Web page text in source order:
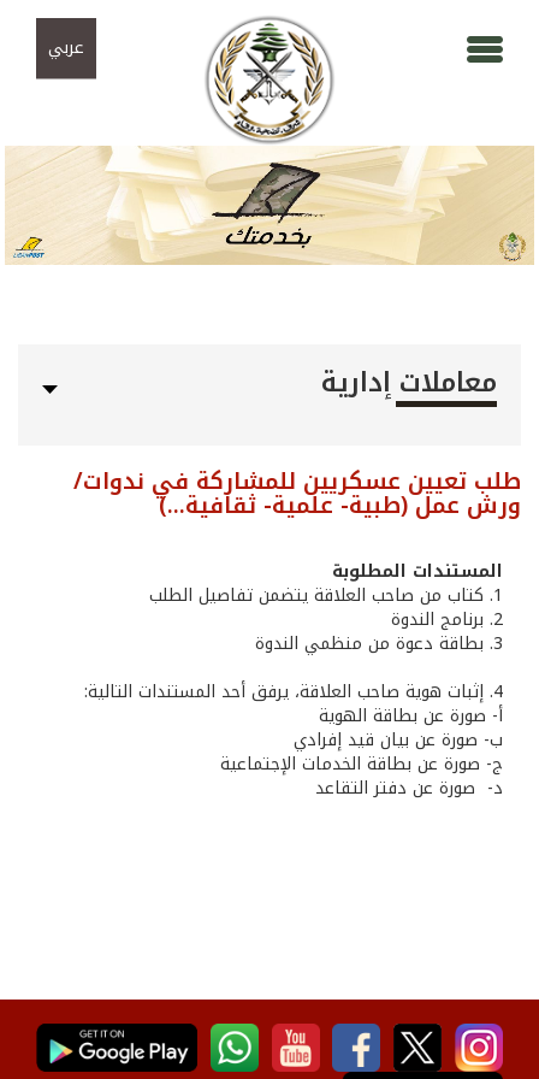
عربي
معاملات إدارية
طلب تعيين عسكريين للمشاركة في ندوات/
ورش عمل (طبية- علمية- ثقافية...)
المستندات المطلوبة
1. كتاب من صاحب العلاقة يتضمن تفاصيل الطلب
2. برنامج الندوة
3. بطاقة دعوة من منظمي الندوة
4. إثبات هوية صاحب العلاقة، يرفق أحد المستندات التالية:
أ- صورة عن بطاقة الهوية
ب‌- صورة عن بيان قيد إفرادي
ج- صورة عن بطاقة الخدمات الإجتماعية
‌د- صورة عن دفتر التقاعد